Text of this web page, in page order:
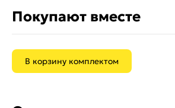
Покупают вместе
В корзину комплектом